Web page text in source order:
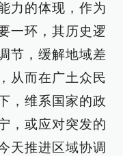
力的体现，作为
一环，其历史逻
节，缓解地域差
从而在广土众民
，维系国家的政
，或应对突发的
天推进区域协调